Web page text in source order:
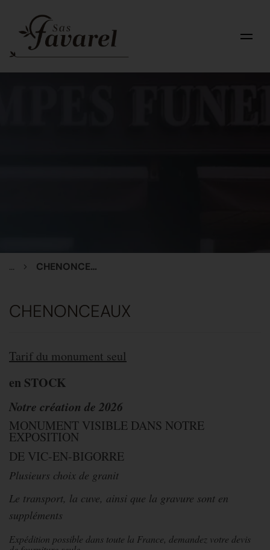
... CHENONCEAUX
CHENONCEAUX
Tarif du monument seul
en STOCK
Notre création de 2026
MONUMENT VISIBLE DANS NOTRE
EXPOSITION
DE VIC-EN-BIGORRE
Plusieurs choix de granit
Le transport, la cuve, ainsi que la gravure sont en
suppléments
Expédition possible dans toute la France, demandez votre devis